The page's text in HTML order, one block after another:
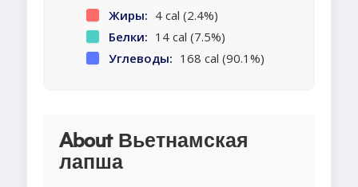
Жиры: 4 cal (2.4%)
Белки: 14 cal (7.5%)
Углеводы: 168 cal (90.1%)
About Вьетнамская
лапша